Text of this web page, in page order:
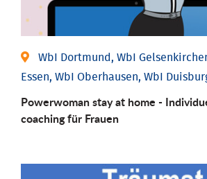
WbI Dortmund, WbI
Essen, WbI Oberhausen, WbI
Powerwoman stay at home -
coaching für Frauen